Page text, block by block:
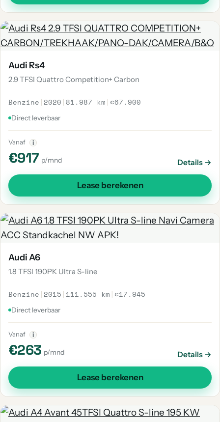
Audi Rs4
2.9 TFSI Quattro Competition+ Carbon
Benzine | 2020 | 81.987 km |€67.900
Direct leverbaar
Vanaf i
€917 p/mnd Details →
Lease berekenen
Audi A6
1.8 TFSI 190PK Ultra S-line
Benzine | 2015 | 111.555 km |€17.945
Direct leverbaar
Vanaf i
€263 p/mnd Details →
Lease berekenen